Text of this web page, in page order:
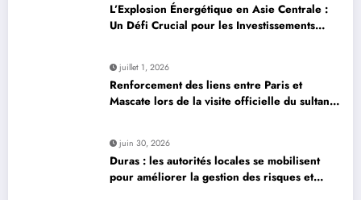
L’Explosion Énergétique en Asie Centrale :
Un Défi Crucial pour les Investissements
juillet 1, 2026
Renforcement des liens entre Paris et
Mascate lors de la visite officielle du sultan
juin 30, 2026
Duras : les autorités locales se mobilisent
pour améliorer la gestion des risques et